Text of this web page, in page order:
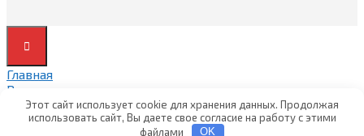
Главная
Вход
Вход
Регистрация
Этот сайт использует cookie для хранения данных. Продолжая
использовать сайт, Вы даете свое согласие на работу с этими
файлами
OK